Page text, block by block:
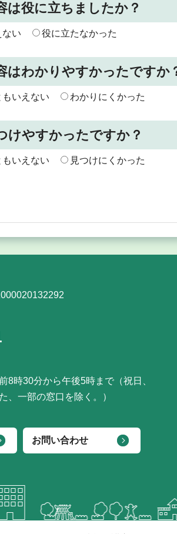
は役に立ちましたか？
ない 役に立たなかった
はわかりやすかったですか
もいえない わかりにくかった
けやすかったですか？
もいえない 見つけにくかった
8時30分から午後5時まで（祝日、
、一部の窓口を除く。）
お問い合わせ